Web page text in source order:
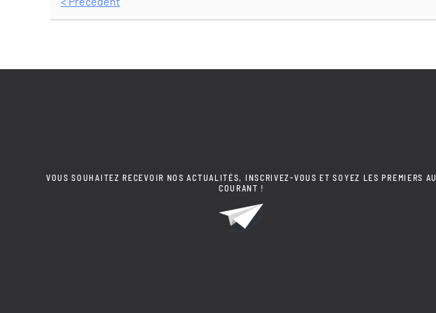
VOUS SOUHAITEZ RECEVOIR NOS ACTUALITÉS, INSCRIVEZ-VOUS ET SOYEZ LES PREMIERS AU
COURANT !